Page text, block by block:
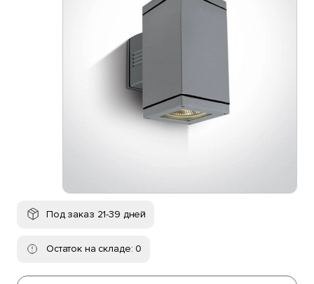
Под заказ 21-39 дней
Остаток на складе: 0